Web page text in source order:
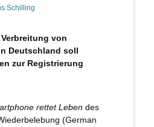
Schilling
von
Deutschland soll
zur Registrierung
rettet Leben des
(German